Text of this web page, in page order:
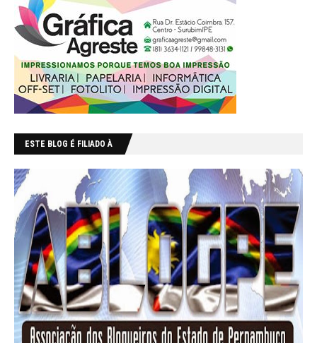
ESTE BLOG É FILIADO À